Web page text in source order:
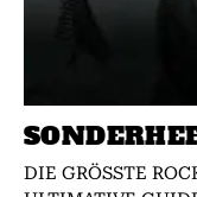
DIE GRÖSSTE